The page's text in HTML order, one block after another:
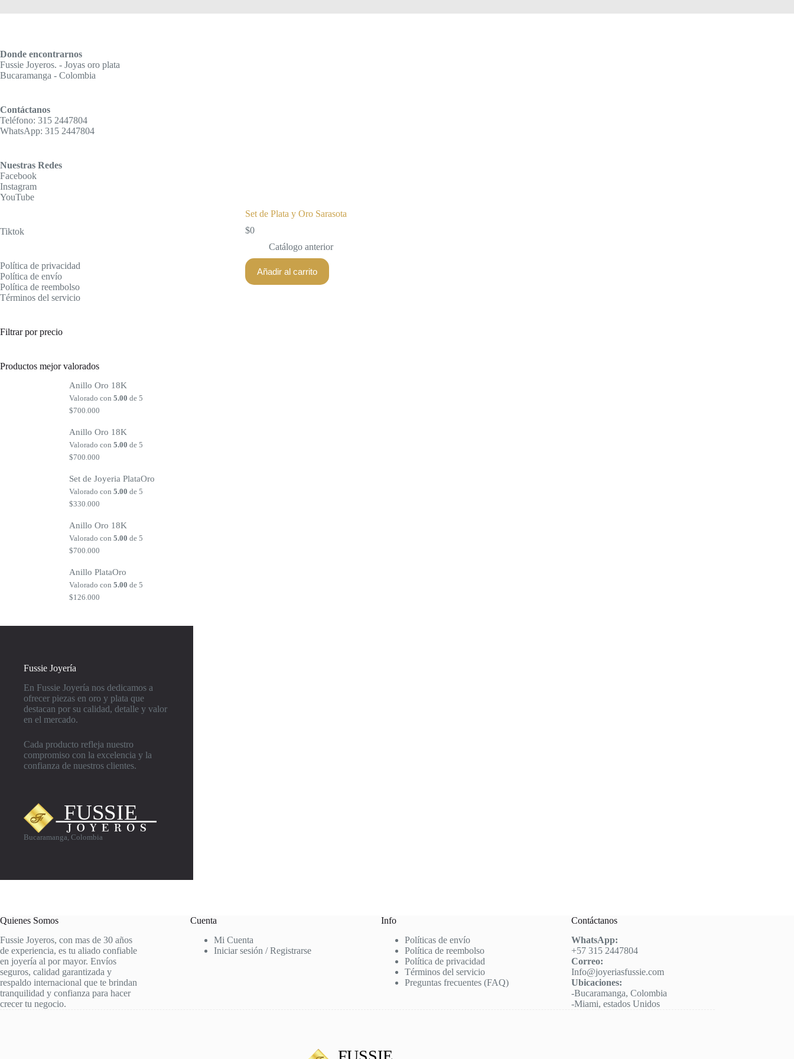
Set de Plata y Oro Sarasota
$0
Catálogo anterior
Añadir al carrito
Donde encontrarnos
Fussie Joyeros. - Joyas oro plata
Bucaramanga - Colombia
Contáctanos
Teléfono: 315 2447804
WhatsApp: 315 2447804
Nuestras Redes
Facebook
Instagram
YouTube
Tiktok
Política de privacidad
Política de envío
Política de reembolso
Términos del servicio
Filtrar por precio
Productos mejor valorados
Anillo Oro 18K
Valorado con5.00 de 5
$700.000
Anillo Oro 18K
Valorado con5.00 de 5
$700.000
Set de Joyeria PlataOro
Valorado con5.00 de 5
$330.000
Anillo Oro 18K
Valorado con5.00 de 5
$700.000
Anillo PlataOro
Valorado con5.00 de 5
$126.000
Fussie Joyería
En Fussie Joyería nos dedicamos a
ofrecer piezas en oro y plata que
destacan por su calidad, detalle y valor
en el mercado.
Cada producto refleja nuestro
compromiso con la excelencia y la
confianza de nuestros clientes.
Bucaramanga, Colombia
Quienes Somos
Fussie Joyeros, con mas de 30 años
de experiencia, es tu aliado confiable
en joyería al por mayor. Envíos
seguros, calidad garantizada y
respaldo internacional que te brindan
tranquilidad y confianza para hacer
crecer tu negocio.
Cuenta
Mi Cuenta
Iniciar sesión / Registrarse
Info
Políticas de envío
Política de reembolso
Política de privacidad
Términos del servicio
Preguntas frecuentes (FAQ)
Contáctanos
WhatsApp:
+57 315 2447804
Correo:
Info@joyeriasfussie.com
Ubicaciones:
-Bucaramanga, Colombia
-Miami, estados Unidos